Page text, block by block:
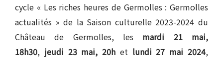
cycle « Les riches heures de Germolles : Germolles
actualités » de la Saison culturelle 2023-2024 du
Château de Germolles, les mardi 21 mai,
18h30, jeudi 23 mai, 20h et lundi 27 mai 2024,